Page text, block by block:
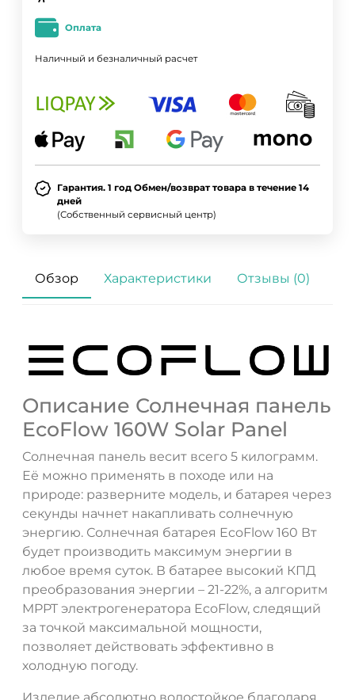
Оплата
Наличный и безналичный расчет
Гарантия. 1 год Обмен/возврат товара в течение 14
дней
(Собственный сервисный центр)
Обзор Характеристики Отзывы (0)
Описание Солнечная панель
EcoFlow 160W Solar Panel
Солнечная панель весит всего 5 килограмм.
Её можно применять в походе или на
природе: разверните модель, и батарея через
секунды начнет накапливать солнечную
энергию. Солнечная батарея EcoFlow 160 Вт
будет производить максимум энергии в
любое время суток. В батарее высокий КПД
преобразования энергии – 21-22%, а алгоритм
MPPT электрогенератора EcoFlow, следящий
за точкой максимальной мощности,
позволяет действовать эффективно в
холодную погоду.